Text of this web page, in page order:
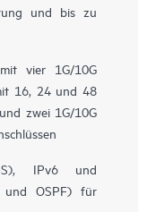
und bis zu
vier 1G/10G
16, 24 und 48
zwei 1G/10G
IPv6 und
und OSPF) für